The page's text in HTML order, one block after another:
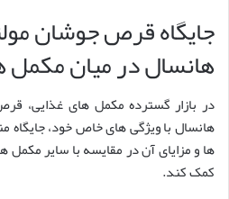
جایگاه قرص جوشان
هانسال در میان مکمل
در بازار گسترده مکمل های غذایی،
هانسال با ویژگی های خاص خود،
ها و مزایای آن در مقایسه با سایر مکمل
کمک کند.